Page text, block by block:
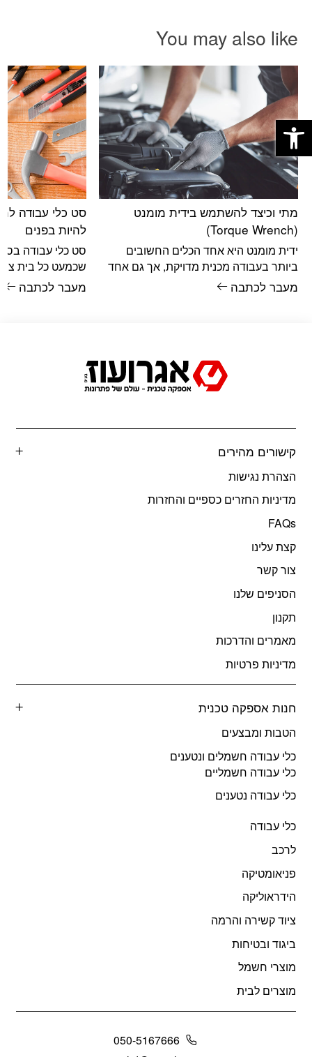
You may also like
מתי וכיצד להשתמש בידית מומנט
(Torque Wrench)
ידית מומנט היא אחד הכלים החשובים
ביותר בעבודה מכנית מדויקת, אך גם אחד
הכלים שהשימוש בו לא תמיד מובן עד
מעבר לכתבה
סט כלי עבודה
להיות בפנים
סט כלי עבודה
שכמעט כל בית
בבית של בעלי
מעבר לכתבה
קישורים מהירים
הצהרת נגישות
מדיניות החזרים כספיים והחזרות
FAQs
קצת עלינו
צור קשר
הסניפים שלנו
תקנון
מאמרים והדרכות
מדיניות פרטיות
חנות אספקה טכנית
הטבות ומבצעים
כלי עבודה חשמלים ונטענים
כלי עבודה חשמליים
כלי עבודה נטענים
כלי עבודה
לרכב
פניאומטיקה
הידראוליקה
ציוד קשירה והרמה
ביגוד ובטיחות
מוצרי חשמל
מוצרים לבית
050-5167666
פתח סרגל נגישות